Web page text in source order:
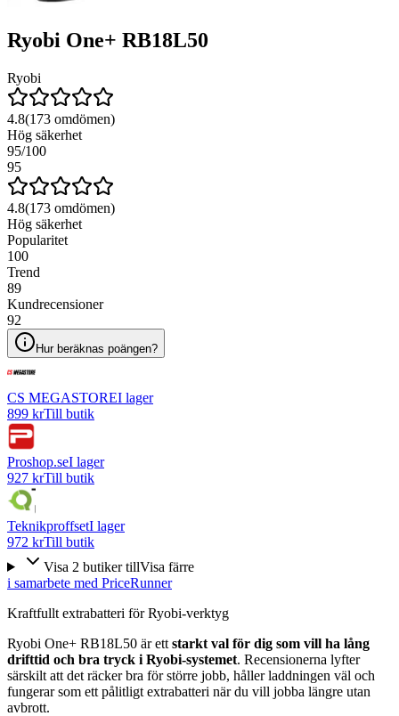
Ryobi One+ RB18L50
Ryobi
4.8(173 omdömen)
Hög säkerhet
95/100
95
4.8(173 omdömen)
Hög säkerhet
Popularitet
100
Trend
89
Kundrecensioner
92
Hur beräknas poängen?
CS MEGASTOREI lager
899 krTill butik
Proshop.seI lager
927 krTill butik
TeknikproffsetI lager
972 krTill butik
Visa 2 butiker tillVisa färre
i samarbete med PriceRunner
Kraftfullt extrabatteri för Ryobi-verktyg
Ryobi One+ RB18L50 är ett starkt val för dig som vill ha lång
drifttid och bra tryck i Ryobi-systemet. Recensionerna lyfter
särskilt att det räcker bra för större jobb, håller laddningen väl och
fungerar som ett pålitligt extrabatteri när du vill jobba längre utan
avbrott.